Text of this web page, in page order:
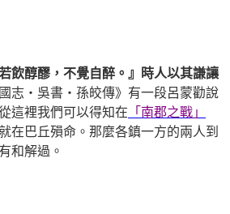
飲醇醪，不覺自醉。』時人以其謙讓
志‧吳書‧孫皎傳》有一段呂蒙勸說
這裡我們可以得知在 「南郡之戰」
在巴丘殞命。那麼各鎮一方的兩人到
和解過。